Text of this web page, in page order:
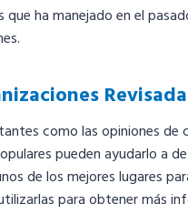
que ha manejado en el
como las opiniones de
pueden ayudarlo a
de los mejores lugares
para obtener más